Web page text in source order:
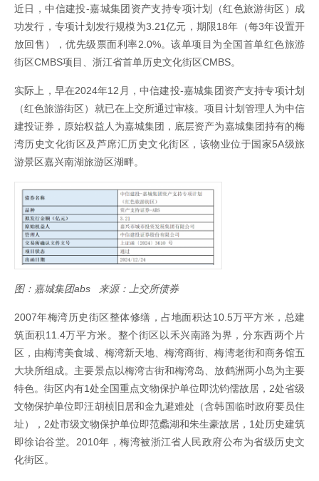
近日，中信建投-嘉城集团资产支持专项计划（红色旅游街区）成
功发行，专项计划发行规模为3.21亿元，期限18年（每3年设置开
放回售），优先级票面利率2.0%。该单项目为全国首单红色旅游
街区CMBS项目、浙江省首单历史文化街区CMBS。
实际上，早在2024年12月，中信建投-嘉城集团资产支持专项计划
（红色旅游街区）就已在上交所通过审核。项目计划管理人为中信
建投证券，原始权益人为嘉城集团，底层资产为嘉城集团持有的梅
湾历史文化街区及芦席汇历史文化街区，该物业位于国家5A级旅
游景区嘉兴南湖旅游区湖畔。
图：嘉城集团abs 来源：上交所债券
2007年梅湾历史街区整体修缮，占地面积达10.5万平方米，总建
筑面积11.4万平方米。整个街区以禾兴南路为界，分东西两个片
区，由梅湾美食城、梅湾新天地、梅湾商街、梅湾老街和商务馆五
大块所组成。主要景点以梅湾古街和梅湾岛、放鹤洲两小岛为主要
特色。街区内有1处全国重点文物保护单位即沈钧儒故居，2处省级
文物保护单位即汪胡桢旧居和金九避难处（含韩国临时政府要员住
址），2处市级文物保护单位即范蠡湖和朱生豪故居，1处历史建筑
即徐诒谷堂。2010年，梅湾被浙江省人民政府公布为省级历史文
化街区。